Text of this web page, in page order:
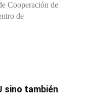
Cooperación de
de
sino también